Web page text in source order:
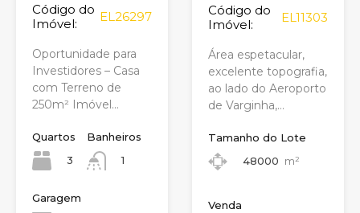
Código do
Imóvel:
EL26297
Oportunidade para
Investidores – Casa
com Terreno de
250m² Imóvel…
Quartos
3
Banheiros
1
Garagem
Código do
Imóvel:
EL11303
Área espetacular,
excelente topografia,
ao lado do Aeroporto
de Varginha,…
Tamanho do Lote
48000 m²
Venda